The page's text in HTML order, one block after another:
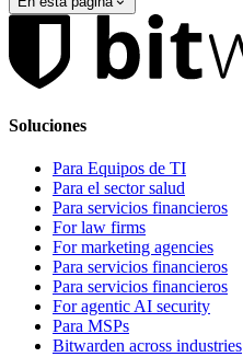
Soluciones
Para Equipos de TI
Para el sector salud
Para servicios financieros
For law firms
For marketing agencies
Para servicios financieros
Para servicios financieros
For agentic AI security
Para MSPs
Bitwarden across industries